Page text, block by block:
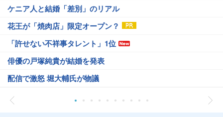
ケニア人と結婚「差別」のリアル
花王が「焼肉店」限定オープン？
「許せない不祥事タレント」1位
俳優の戸塚純貴が結婚を発表
配信で激怒 堀大輔氏が物議